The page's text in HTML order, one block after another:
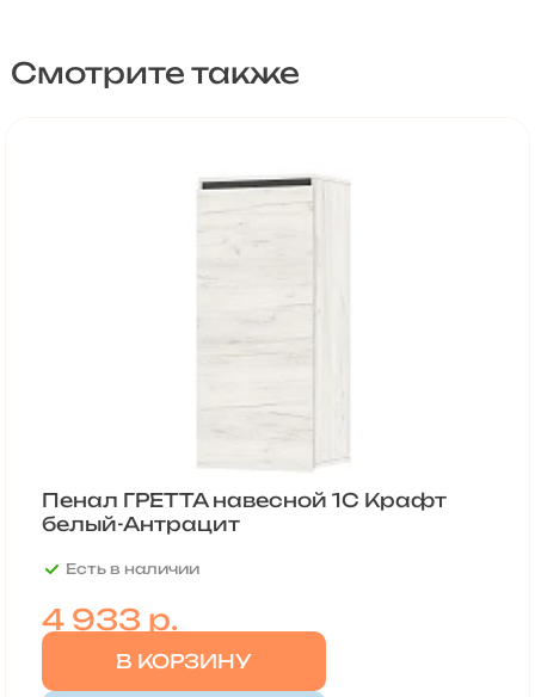
Смотрите также
Пенал ГРЕТТА навесной 1С Крафт
белый-Антрацит
Есть в наличии
4 933 р.
В КОРЗИНУ